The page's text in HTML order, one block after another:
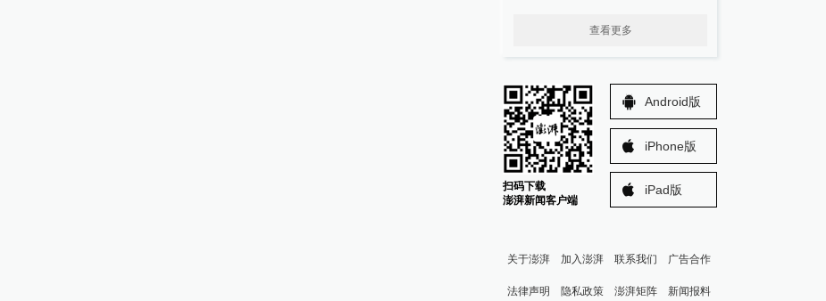
查看更多
扫码下载
澎湃新闻客户端
Android版
iPhone版
iPad版
关于澎湃 加入澎湃 联系我们 广告合作
法律声明 隐私政策 澎湃矩阵 新闻报料